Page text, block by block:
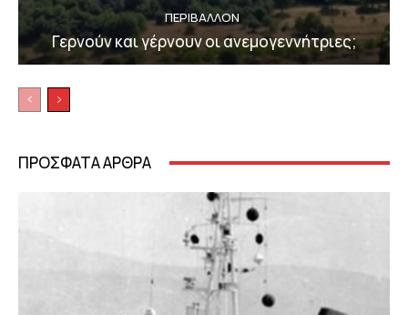
ΠΕΡΙΒΆΛΛΟΝ
Γερνούν και γέρνουν οι ανεμογεννήτριες;
ΠΡΟΣΦΑΤΑ ΑΡΘΡΑ